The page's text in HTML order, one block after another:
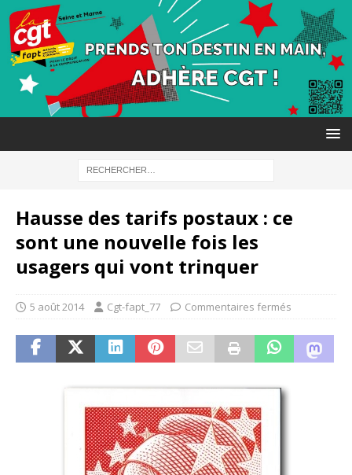
Hausse des tarifs postaux : ce
sont une nouvelle fois les
usagers qui vont trinquer
5 août 2014 Cgt-fapt_77 Commentaires fermés